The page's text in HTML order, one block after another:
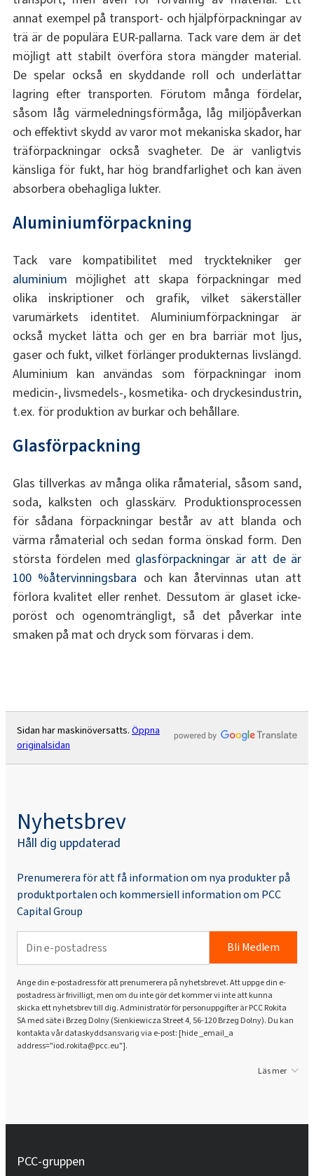
annat exempel på transport- och hjälpförpackningar av
trä är de populära EUR-pallarna. Tack vare dem är det
möjligt att stabilt överföra stora mängder material.
De spelar också en skyddande roll och underlättar
lagring efter transporten. Förutom många fördelar,
såsom låg värmeledningsförmåga, låg miljöpåverkan
och effektivt skydd av varor mot mekaniska skador, har
träförpackningar också svagheter. De är vanligtvis
känsliga för fukt, har hög brandfarlighet och kan även
absorbera obehagliga lukter.
Aluminiumförpackning
Tack vare kompatibilitet med trycktekniker ger
aluminium möjlighet att skapa förpackningar med
olika inskriptioner och grafik, vilket säkerställer
varumärkets identitet. Aluminiumförpackningar är
också mycket lätta och ger en bra barriär mot ljus,
gaser och fukt, vilket förlänger produkternas livslängd.
Aluminium kan användas som förpackningar inom
medicin-, livsmedels-, kosmetika- och dryckesindustrin,
t.ex. för produktion av burkar och behållare.
Glasförpackning
Glas tillverkas av många olika råmaterial, såsom sand,
soda, kalksten och glasskärv. Produktionsprocessen
för sådana förpackningar består av att blanda och
värma råmaterial och sedan forma önskad form. Den
största fördelen med glasförpackningar är att de är
100 %återvinningsbara och kan återvinnas utan att
förlora kvalitet eller renhet. Dessutom är glaset icke-
poröst och ogenomträngligt, så det påverkar inte
smaken på mat och dryck som förvaras i dem.
Sidan har maskinöversatts. Öppna
originalsidan
Nyhetsbrev
Håll dig uppdaterad
Prenumerera för att få information om nya produkter på
produktportalen och kommersiell information om PCC
Capital Group
Bli Medlem
Ange din e-postadress för att prenumerera på nyhetsbrevet. Att uppge din e-
postadress är frivilligt, men om du inte gör det kommer vi inte att kunna
skicka ett nyhetsbrev till dig. Administratör för personuppgifter är PCC Rokita
SA med säte i Brzeg Dolny (Sienkiewicza Street 4, 56-120 Brzeg Dolny). Du kan
kontakta vår dataskyddsansvarig via e-post: [hide _email_a
address="iod.rokita@pcc.eu"].
Läs mer
PCC-gruppen